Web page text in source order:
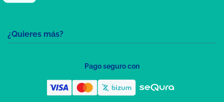
¿Quieres más?
Pago seguro con